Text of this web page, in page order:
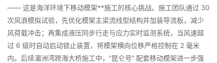
—— 这是海洋环境下移动模架**施工的核心挑战。施工团队通过 30
次风浪模拟试验，先优化模架主梁流线型结构并加装导流板，减少
风荷载冲击；再集成液压同步行走与应力实时监测系统，当风速超
过 6 级时自动启动锁止装置，将模架横向位移严格控制在 2 毫米
内。后续湄洲湾跨海大桥施工中，“昆仑号” 配套移动模架进一步强